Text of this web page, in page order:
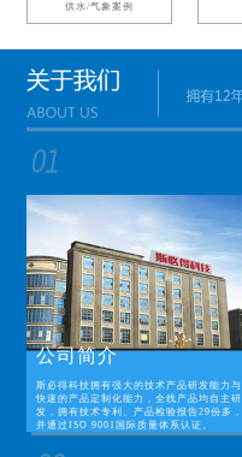
供水/气象案例
公司简介
斯必得科技拥有强大的技术产品研发能力与
快速的产品定制化能力，全线产品均自主研
发，拥有技术专利、产品检验报告29份多，
并通过ISO 9001国际质量体系认证。